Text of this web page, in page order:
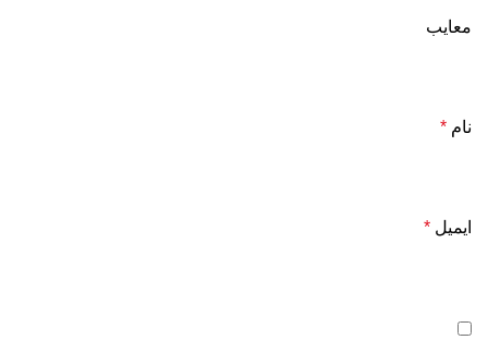
معایب
نام *
ایمیل *